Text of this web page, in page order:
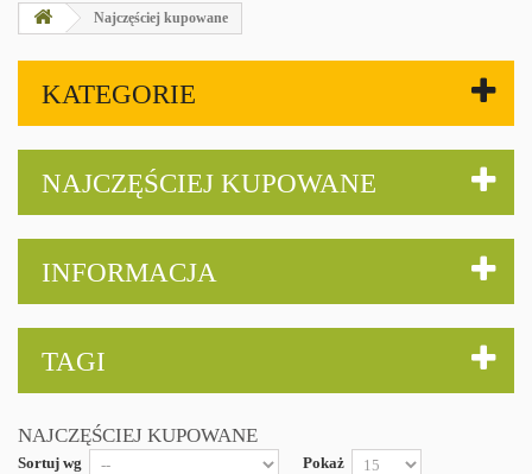
Najczęściej kupowane
KATEGORIE
NAJCZĘŚCIEJ KUPOWANE
INFORMACJA
TAGI
NAJCZĘŚCIEJ KUPOWANE
Sortuj wg
Pokaż